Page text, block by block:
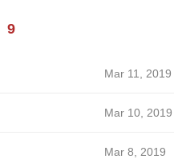
9
Mar 11, 2019
Mar 10, 2019
Mar 8, 2019